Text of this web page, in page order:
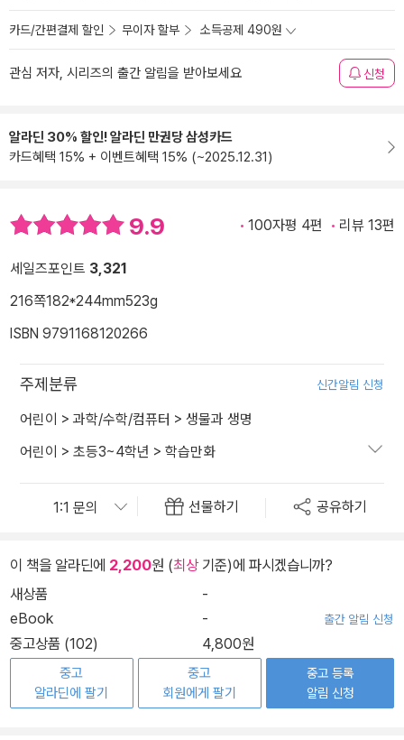
카드/간편결제 할인 무이자 할부 소득공제 490원
관심 저자, 시리즈의 출간 알림을 받아보세요 신청
알라딘 30% 할인! 알라딘 만권당 삼성카드
카드혜택 15% + 이벤트혜택 15% (~2025.12.31)
9.9 100자평 4편 리뷰 13편
세일즈포인트 3,321
216쪽182*244mm523g
ISBN 9791168120266
주제분류 신간알림 신청
어린이 > 과학/수학/컴퓨터 > 생물과 생명
어린이 > 초등3~4학년 > 학습만화
선물하기 공유하기
이 책을 알라딘에 2,200원 (최상기준)에 파시겠습니까?
새상품
-
eBook
- 출간 알림 신청
중고상품 (102) 4,800원
중고
알라딘에 팔기
중고
회원에게 팔기
중고 등록
알림 신청